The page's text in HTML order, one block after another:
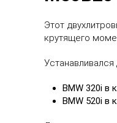
Этот
крутящего
Устанавливался
BMW 320i в
BMW 520i в